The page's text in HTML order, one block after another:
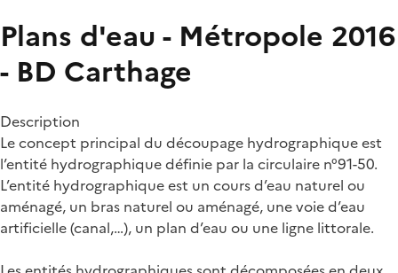
Plans d'eau - Métropole 2016
- BD Carthage
Description
Le concept principal du découpage hydrographique est
l’entité hydrographique définie par la circulaire n°91-50.
L’entité hydrographique est un cours d’eau naturel ou
aménagé, un bras naturel ou aménagé, une voie d’eau
artificielle (canal,…), un plan d’eau ou une ligne littorale.